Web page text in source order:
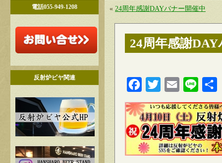
電話055-949-1208
反射炉ビヤ関連
« 24周年感謝DAYバナー開催中
24周年感謝
FacebookTwitter Email Line